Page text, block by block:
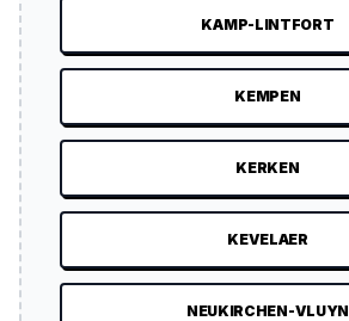
KAMP-LINTFORT
KEMPEN
KERKEN
KEVELAER
NEUKIRCHEN-VLUYN